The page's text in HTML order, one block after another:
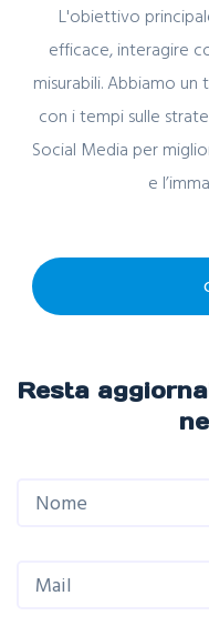
L'obiettivo
efficace, interagire
misurabili. Abbiamo
con i tempi sulle
Social Media per
e
Resta